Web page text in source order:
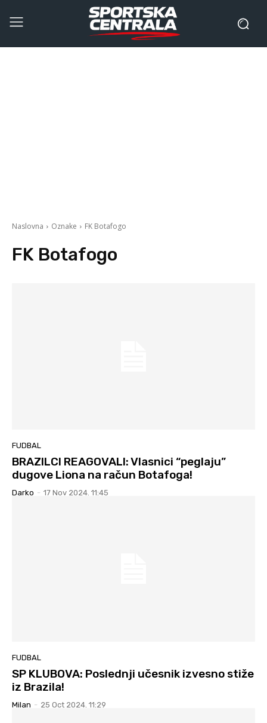
Naslovna Oznake FK Botafogo
FK Botafogo
FUDBAL
BRAZILCI REAGOVALI: Vlasnici “peglaju”
dugove Liona na račun Botafoga!
Darko - 17 Nov 2024. 11:45
FUDBAL
SP KLUBOVA: Poslednji učesnik izvesno stiže
iz Brazila!
Milan - 25 Oct 2024. 11:29